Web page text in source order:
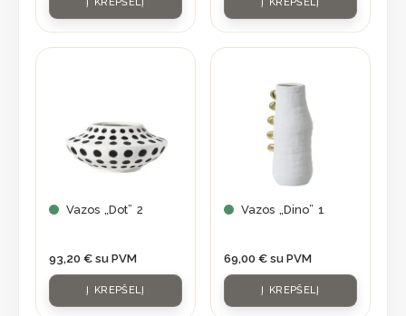
Į KREPŠELĮ Į KREPŠELĮ
Vazos „Dot” 2
93,20 € su PVM
Į KREPŠELĮ
Vazos „Dino” 1
69,00 € su PVM
Į KREPŠELĮ